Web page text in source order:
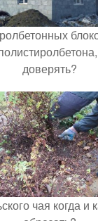
доверять?
чая когда и